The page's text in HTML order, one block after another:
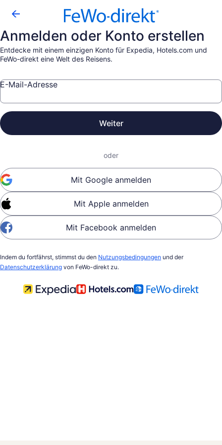
Anmelden oder Konto erstellen
Entdecke mit einem einzigen Konto für Expedia, Hotels.com und
FeWo-direkt eine Welt des Reisens.
E-Mail-Adresse
Weiter
oder
Mit Google anmelden
Mit Apple anmelden
Mit Facebook anmelden
Indem du fortfährst, stimmst du den Nutzungsbedingungen und der
Datenschutzerklärung von FeWo-direkt zu.